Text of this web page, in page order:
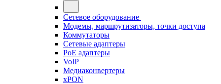
Сетевое оборудование
Модемы, маршрутизаторы, точки доступа
Коммутаторы
Сетевые адаптеры
PoE адаптеры
VoIP
Медиаконвертеры
xPON